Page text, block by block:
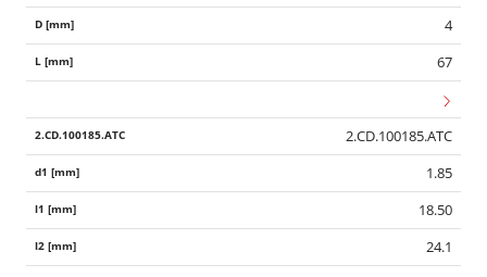
4
67
2.CD.100185.ATC
1.85
18.50
24.1